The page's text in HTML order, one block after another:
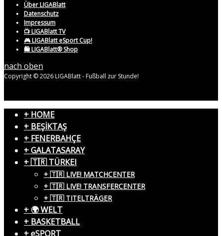
Über LIGABlatt
Datenschutz
Impressum
📺 LIGABlatt TV
🎮 LIGABlatt eSport Cup!
🛍️ LIGABlatt® Shop
nach oben
Copyright © 2026 LIGABlatt - Fußball zur Stunde!
+ HOME
+ BEŞİKTAŞ
+ FENERBAHÇE
+ GALATASARAY
+ 🇹🇷 TÜRKEI
+ 🇹🇷 LIVE! MATCHCENTER
+ 🇹🇷 LIVE! TRANSFERCENTER
+ 🇹🇷 TITELTRÄGER
+ 🌍 WELT
+ BASKETBALL
+ eSPORT